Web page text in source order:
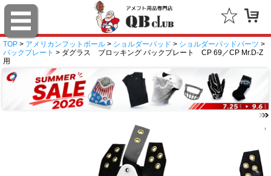
TOP > アメリカンフットボール > ショルダーパッド > ショルダーパッドパーツ >
バックプレート > ダグラス ブロッキング バックプレート CP 69／CP Mr.D-Z
用